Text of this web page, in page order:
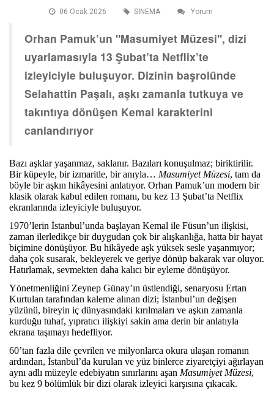
06 Ocak 2026 SİNEMA Yorum
Orhan Pamuk’un "Masumiyet Müzesi", dizi
uyarlamasıyla 13 Şubat’ta Netflix’te
izleyiciyle buluşuyor. Dizinin başrolünde
Selahattin Paşalı, aşkı zamanla tutkuya ve
takıntıya dönüşen Kemal karakterini
canlandırıyor
Bazı aşklar yaşanmaz, saklanır. Bazıları konuşulmaz; biriktirilir.
Bir küpeyle, bir izmaritle, bir anıyla… Masumiyet Müzesi, tam da
böyle bir aşkın hikâyesini anlatıyor. Orhan Pamuk’un modern bir
klasik olarak kabul edilen romanı, bu kez 13 Şubat’ta Netflix
ekranlarında izleyiciyle buluşuyor.
1970’lerin İstanbul’unda başlayan Kemal ile Füsun’un ilişkisi,
zaman ilerledikçe bir duygudan çok bir alışkanlığa, hatta bir hayat
biçimine dönüşüyor. Bu hikâyede aşk yüksek sesle yaşanmıyor;
daha çok susarak, bekleyerek ve geriye dönüp bakarak var oluyor.
Hatırlamak, sevmekten daha kalıcı bir eyleme dönüşüyor.
Yönetmenliğini Zeynep Günay’ın üstlendiği, senaryosu Ertan
Kurtulan tarafından kaleme alınan dizi; İstanbul’un değişen
yüzünü, bireyin iç dünyasındaki kırılmaları ve aşkın zamanla
kurduğu tuhaf, yıpratıcı ilişkiyi sakin ama derin bir anlatıyla
ekrana taşımayı hedefliyor.
60’tan fazla dile çevrilen ve milyonlarca okura ulaşan romanın
ardından, İstanbul’da kurulan ve yüz binlerce ziyaretçiyi ağırlayan
aynı adlı müzeyle edebiyatın sınırlarını aşan Masumiyet Müzesi,
bu kez 9 bölümlük bir dizi olarak izleyici karşısına çıkacak.